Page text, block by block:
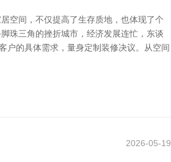
空间，不仅提高了生存质地，也体现了个
珠三角的挫折城市，经济发展连忙，东谈
户的具体需求，量身定制装修决议。从空间
2026-05-19